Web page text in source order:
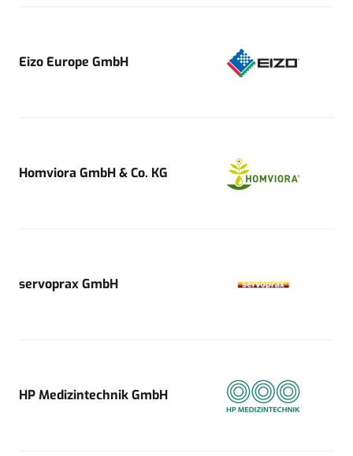
Eizo Europe GmbH
Homviora GmbH & Co. KG
servoprax GmbH
HP Medizintechnik GmbH